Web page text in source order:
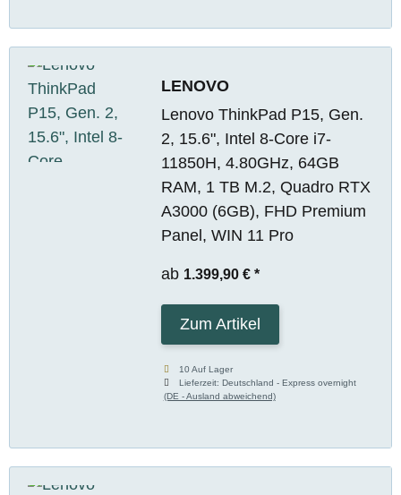
LENOVO
Lenovo ThinkPad P15, Gen.
2, 15.6", Intel 8-Core i7-
11850H, 4.80GHz, 64GB
RAM, 1 TB M.2, Quadro RTX
A3000 (6GB), FHD Premium
Panel, WIN 11 Pro
ab 1.399,90 € *
Zum Artikel
10 Auf Lager
Lieferzeit:Deutschland - Express overnight
(DE - Ausland abweichend)